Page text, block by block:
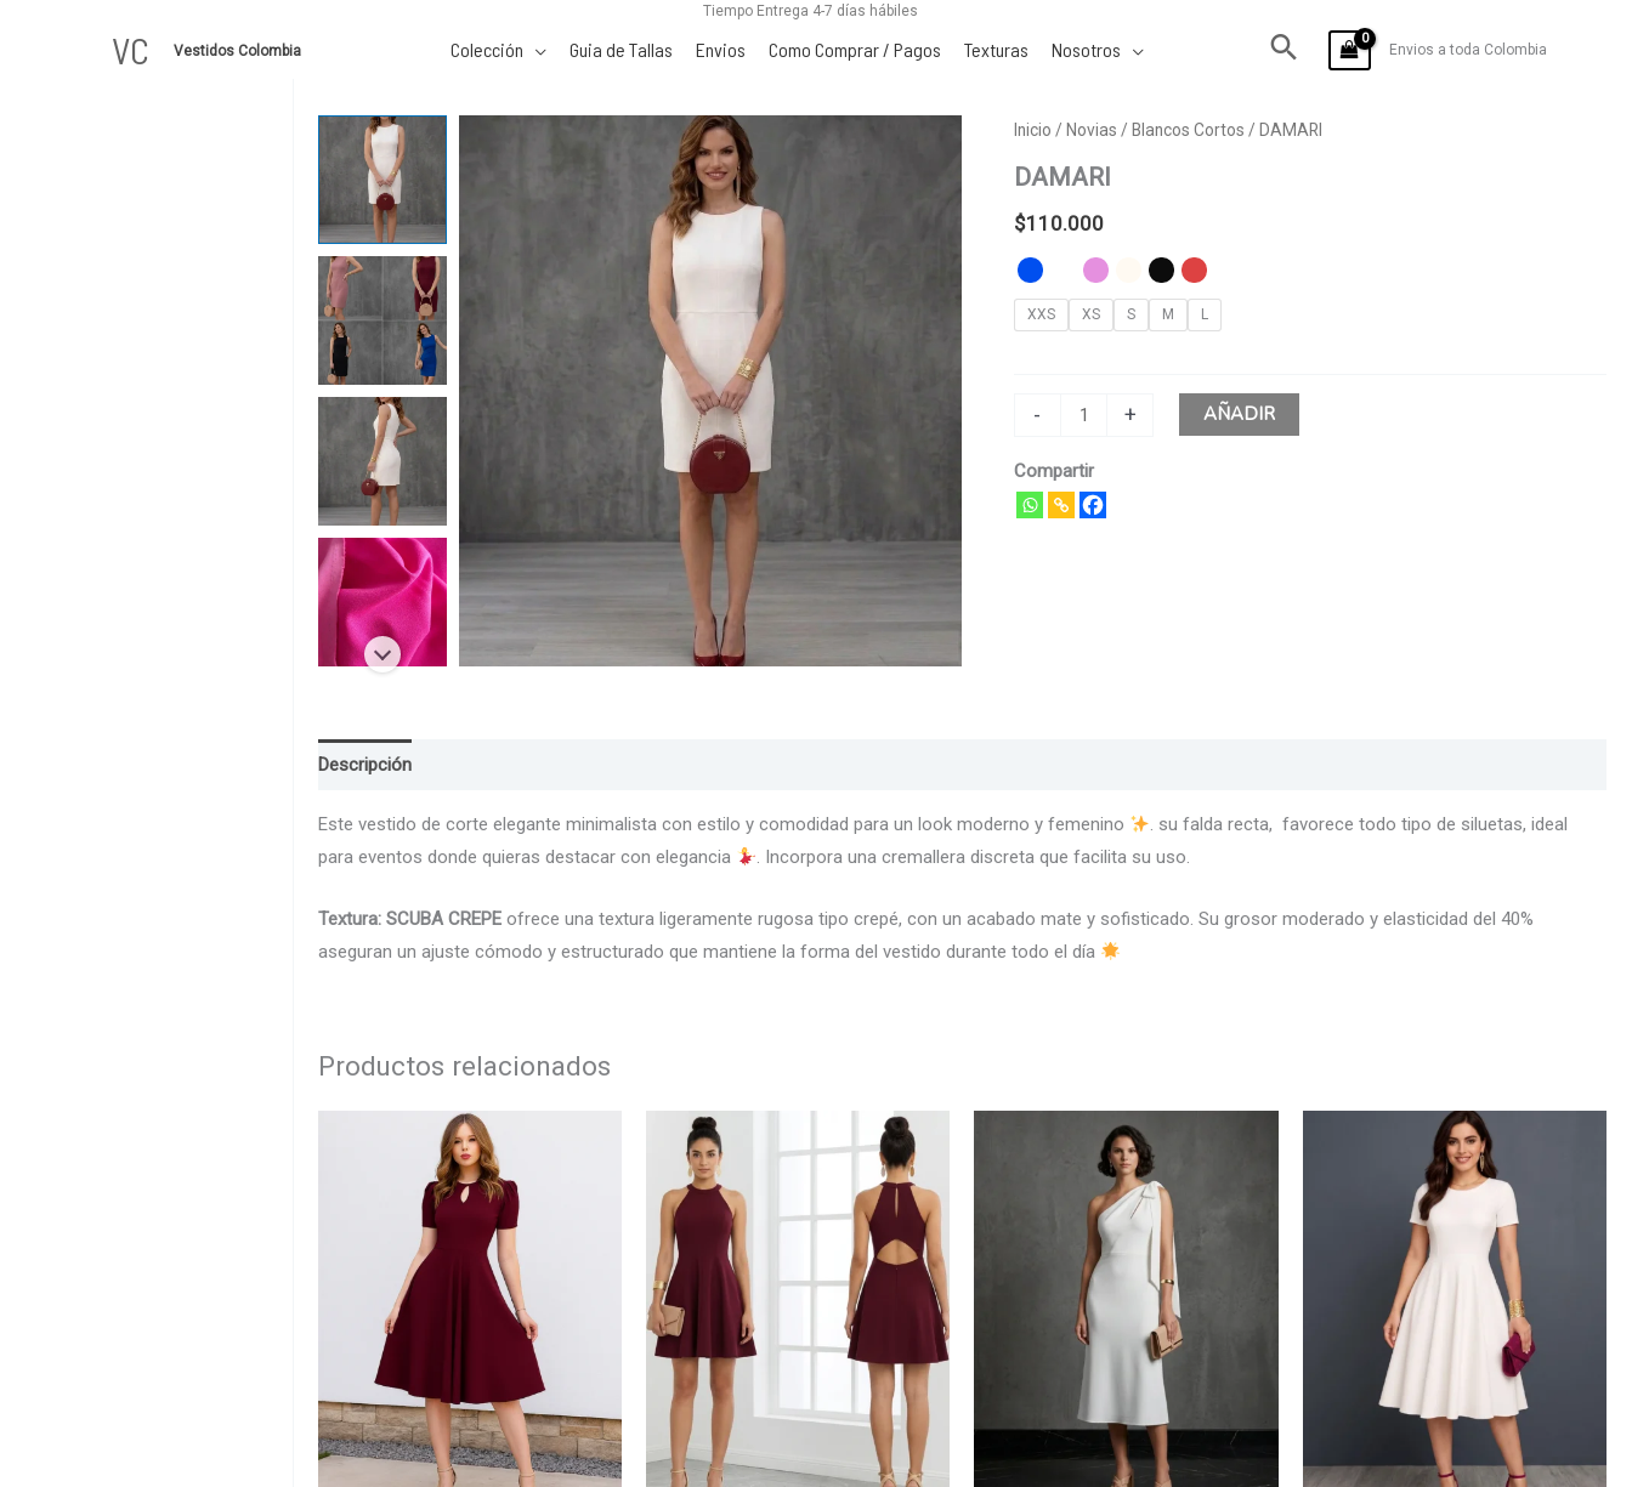
Tiempo Entrega 4-7 días hábiles
VC Vestidos Colombia Colección Guia de Tallas Envios Como Comprar / Pagos Texturas Nosotros Envios a toda Colombia
Inicio / Novias / Blancos Cortos / DAMARI
DAMARI
$110.000
XXS XS S M L
-
DAMARI
cantidad
+ AÑADIR
Compartir
Descripción
Este vestido de corte elegante minimalista con estilo y comodidad para un look moderno y femenino
. su falda recta, favorece todo tipo de siluetas, ideal
para eventos donde quieras destacar con elegancia
. Incorpora una cremallera discreta que facilita su uso.
Textura: SCUBA CREPEofrece una textura ligeramente rugosa tipo crepé, con un acabado mate y sofisticado. Su grosor moderado y elasticidad del 40%
aseguran un ajuste cómodo y estructurado que mantiene la forma del vestido durante todo el día
Productos relacionados